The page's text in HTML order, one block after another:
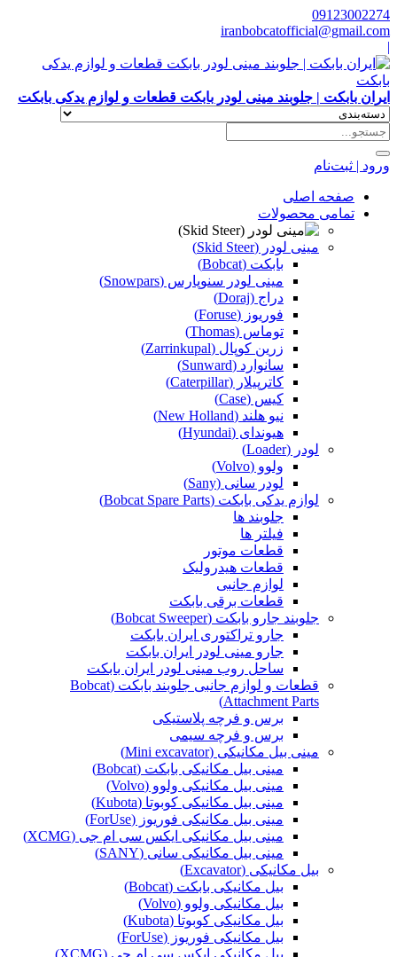
09123002274
iranbobcatofficial@gmail.com
|
ایران بابکت | جلوبند مینی لودر بابکت قطعات و لوازم یدکی بابکت
ورود | ثبت‌نام
صفحه اصلی
تمامی محصولات
مینی لودر (Skid Steer)
بابکت (Bobcat)
مینی لودر سنوپارس (Snowpars)
دراج (Doraj)
فوریوز (Foruse)
توماس (Thomas)
زرین کوپال (Zarrinkupal)
سانوارد (Sunward)
کاترپیلار (Caterpillar)
کیس (Case)
نیو هلند (New Holland)
هیوندای (Hyundai)
لودر (Loader)
ولوو (Volvo)
لودر سانی (Sany)
لوازم یدکی بابکت (Bobcat Spare Parts)
جلوبند ها
فیلتر ها
قطعات موتور
قطعات هیدرولیک
لوازم جانبی
قطعات برقی بابکت
جلوبند جارو بابکت (Bobcat Sweeper)
جارو تراکتوری ایران بابکت
جارو مینی لودر ایران بابکت
ساحل روب مینی لودر ایران بابکت
قطعات و لوازم جانبی جلوبند بابکت (Bobcat
Attachment Parts)
برس و فرچه پلاستیکی
برس و فرچه سیمی
مینی بیل مکانیکی (Mini excavator)
مینی بیل مکانیکی بابکت (Bobcat)
مینی بیل مکانیکی ولوو (Volvo)
مینی بیل مکانیکی کوبوتا (Kubota)
مینی بیل مکانیکی فوریوز (ForUse)
مینی بیل مکانیکی ایکس سی ام جی (XCMG)
مینی بیل مکانیکی سانی (SANY)
بیل مکانیکی (Excavator)
بیل مکانیکی بابکت (Bobcat)
بیل مکانیکی ولوو (Volvo)
بیل مکانیکی کوبوتا (Kubota)
بیل مکانیکی فوریوز (ForUse)
بیل مکانیکی ایکس سی ام جی (XCMG)